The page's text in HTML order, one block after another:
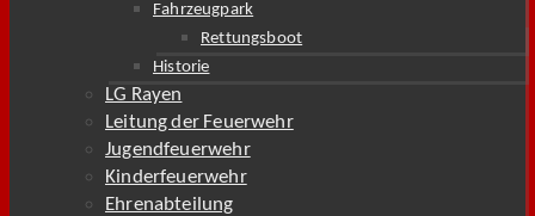
Fahrzeugpark
Rettungsboot
Historie
LG Rayen
Leitung der Feuerwehr
Jugendfeuerwehr
Kinderfeuerwehr
Ehrenabteilung